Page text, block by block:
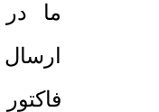
ما